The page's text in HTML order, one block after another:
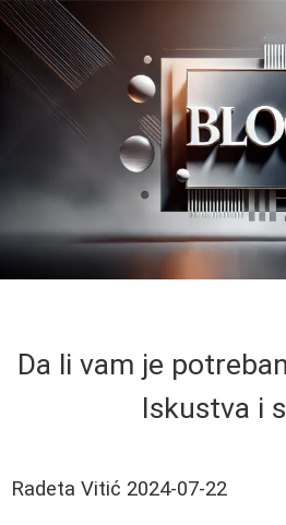
Da li vam je
Iskustva i
Radeta Vitić 2024-07-22